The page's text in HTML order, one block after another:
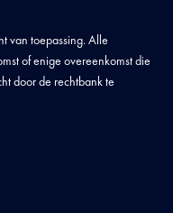
van toepassing. Alle
of enige overeenkomst die
door de rechtbank te